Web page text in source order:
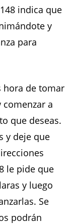
indica que
y
para
hora de tomar
a
que deseas.
y deje que
le pide que
y luego
Se
podrán